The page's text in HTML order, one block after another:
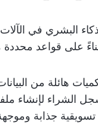
بناءً على قواعد
هائلة من
الشراء لإنشاء
جذابة